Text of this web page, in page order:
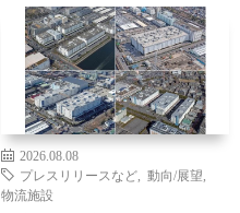
2026.08.08
プレスリリースなど
動向/展望
物流施設